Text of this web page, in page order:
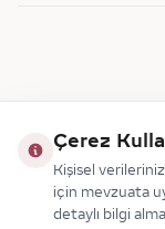
Çerez
Kişisel
için mevzuata
detaylı bilgi